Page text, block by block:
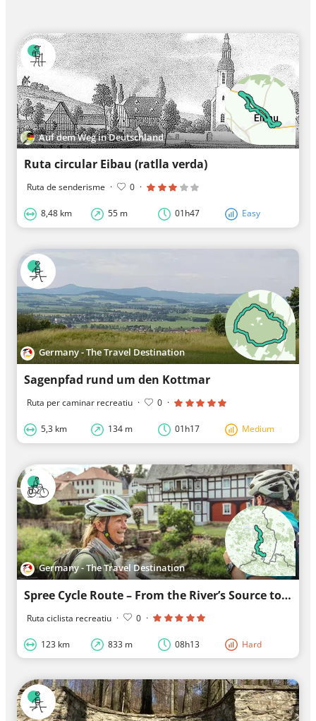
Auf dem Weg in Deutschland
Ruta circular Eibau (ratlla verda)
Ruta de senderisme · 0 ·
8,48 km 55 m 01h47 Easy
Germany - The Travel Destination
Sagenpfad rund um den Kottmar
Ruta per caminar recreatiu · 0 ·
5,3 km 134 m 01h17 Medium
Germany - The Travel Destination
Spree Cycle Route – From the River’s Source to Local Lakes
Ruta ciclista recreatiu · 0 ·
123 km 833 m 08h13 Hard